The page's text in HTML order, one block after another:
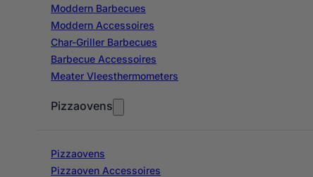
Moddern Barbecues
Moddern Accessoires
Char-Griller Barbecues
Barbecue Accessoires
Meater Vleesthermometers
Pizzaovens
Pizzaovens
Pizzaoven Accessoires